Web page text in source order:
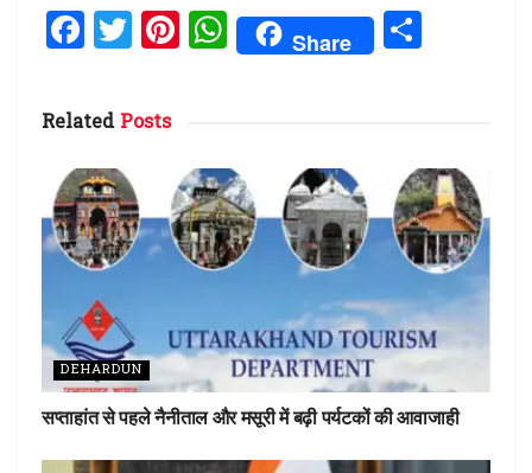
F
a
ce
b
o
o
k
T
w
it
te
r
Pi
n
st
W
h
A
p
p
Share
RelatedPosts
DEHARDUN
सप्ताहांत से पहले नैनीताल और मसूरी में बढ़ी पर्यटकों की आवाजाही